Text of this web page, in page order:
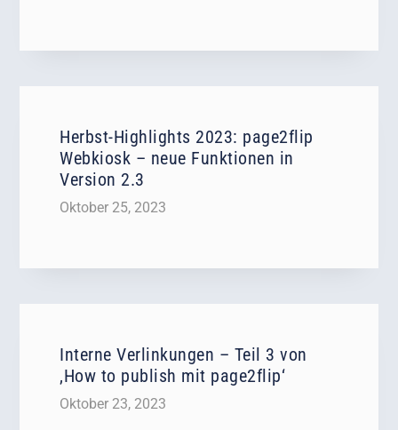
Herbst-Highlights 2023: page2flip
Webkiosk – neue Funktionen in
Version 2.3
Oktober 25, 2023
Interne Verlinkungen – Teil 3 von
‚How to publish mit page2flip‘
Oktober 23, 2023